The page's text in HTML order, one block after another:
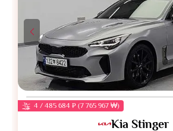
4 / 485 684 ₽ (7 765 967 ₩)
Kia Stinger